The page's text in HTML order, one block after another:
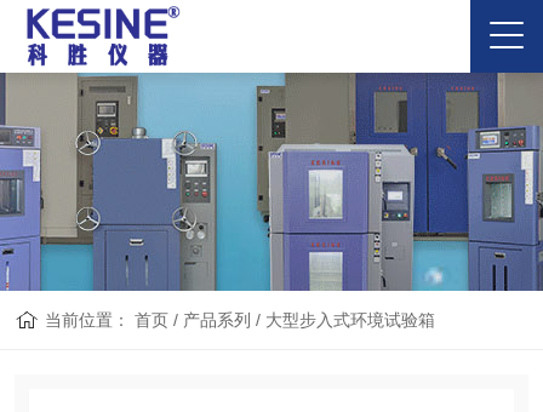
当前位置：首页 / 产品系列 / 大型步入式环境试验箱